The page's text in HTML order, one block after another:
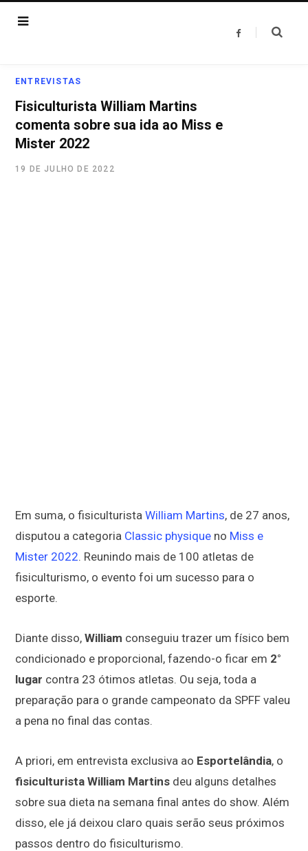
F
ENTREVISTAS
Fisiculturista William Martins
comenta sobre sua ida ao Miss e
Mister 2022
19 DE JULHO DE 2022
Em suma, o fisiculturista William Martins, de 27 anos,
disputou a categoria Classic physique no Miss e
Mister 2022. Reunindo mais de 100 atletas de
fisiculturismo, o evento foi um sucesso para o
esporte.
Diante disso, William conseguiu trazer um físico bem
condicionado e proporcional, fazendo-o ficar em 2°
lugar contra 23 ótimos atletas. Ou seja, toda a
preparação para o grande campeonato da SPFF valeu
a pena no final das contas.
A priori, em entrevista exclusiva ao Esportelândia, o
fisiculturista William Martins deu alguns detalhes
sobre sua dieta na semana final antes do show. Além
disso, ele já deixou claro quais serão seus próximos
passos dentro do fisiculturismo.